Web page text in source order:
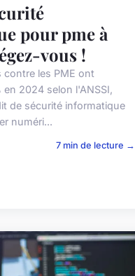
pour pme à
vous !
les PME ont
2024 selon l'ANSSI,
de sécurité informatique
numéri...
7 min de lecture →